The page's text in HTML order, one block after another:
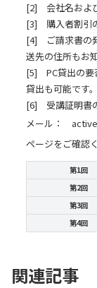
[2] 会社名およ
[3] 購入者割引
[4] ご請求書の
送先の住所もお
[5] PC貸出の要
貸出も可能です。
[6] 受講証明書
メール：
ページをご確認
第1回
第2回
第3回
第4回
関連記事